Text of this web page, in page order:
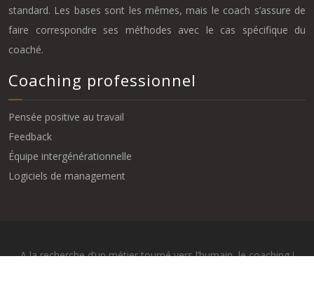
standard. Les bases sont les mêmes, mais le coach s’assure de
faire correspondre ses méthodes avec le cas spécifique du
coaché.
Coaching professionnel
Pensée positive au travail
Feedback
Équipe intergénérationnelle
Logiciels de management
A la recherche d’un métier tourné vers l’humain, le coaching !